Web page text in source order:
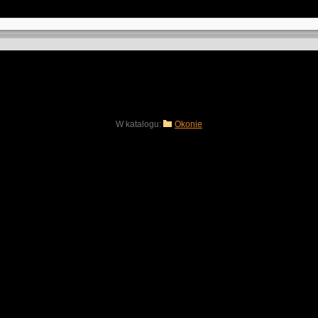
W katalogu: Okonie